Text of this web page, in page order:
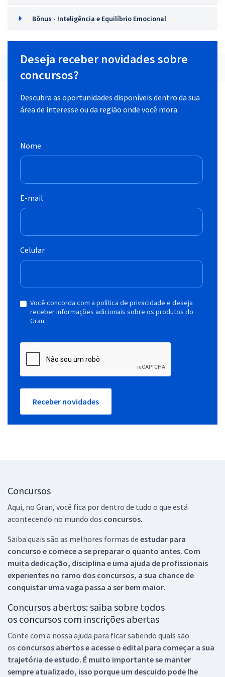
Bônus - Inteligência e Equilíbrio Emocional
Deseja receber novidades sobre
concursos?
Descubra as oportunidades disponíveis dentro da sua
área de interesse ou da região onde você mora.
Nome
E-mail
Celular
Você concorda com a política de privacidade e deseja
receber informações adicionais sobre os produtos do
Gran.
Receber novidades
Concursos
Aqui, no Gran, você fica por dentro de tudo o que está
acontecendo no mundo dos concursos.
Saiba quais são as melhores formas de estudar para
concurso e comece a se preparar o quanto antes. Com
muita dedicação, disciplina e uma ajuda de profissionais
experientes no ramo dos concursos, a sua chance de
conquistar uma vaga passa a ser bem maior.
Concursos abertos: saiba sobre todos
os concursos com inscrições abertas
Conte com a nossa ajuda para ficar sabendo quais são
os concursos abertos e acesse o edital para começar a sua
trajetória de estudo. É muito importante se manter
sempre atualizado, isso porque um descuido pode lhe